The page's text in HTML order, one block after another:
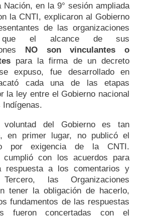
Nación, en la 9° sesión ampliada
la CNTI, explicaron al Gobierno
de las organizaciones
que el alcance de sus
NO son vinculantes o
para la firma de un decreto
expuso, fue desarrollado en
cada una de las etapas
la ley entre el Gobierno nacional
Indígenas.
del Gobierno es tan
en primer lugar, no publicó el
por exigencia de la CNTI.
cumplió con los acuerdos para
respuesta a los comentarios y
Tercero, las Organizaciones
tener la obligación de hacerlo,
fundamentos de las respuestas
fueron concertadas con el